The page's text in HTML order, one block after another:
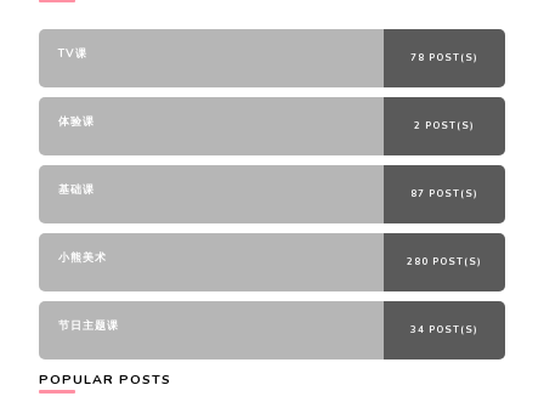
TV课 78 POST(S)
体验课 2 POST(S)
基础课 87 POST(S)
小熊美术 280 POST(S)
节日主题课 34 POST(S)
POPULAR POSTS